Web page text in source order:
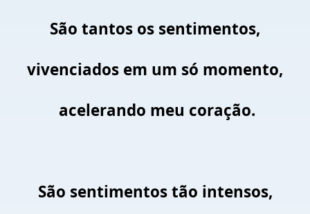
São tantos os sentimentos,
vivenciados em um só momento,
acelerando meu coração.
São sentimentos tão intensos,